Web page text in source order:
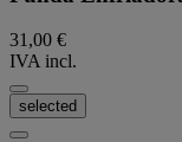
31,00 €
IVA incl.
selected